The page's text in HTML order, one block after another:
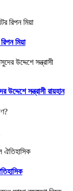
মিয়া
সন্ত্রাসী রায়হান